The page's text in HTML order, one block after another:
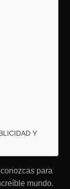
Y
para
mundo.